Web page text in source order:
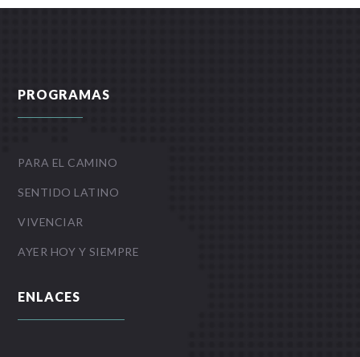
PROGRAMAS
PARA EL CAMINO
SENTIDO LATINO
VIVENCIAR
AYER HOY Y SIEMPRE
ENLACES